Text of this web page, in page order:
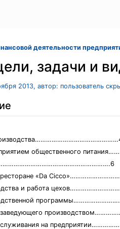
деятельности
задачи и
2013, автор: пользователь
общественного
ресторане «Da
и работа
заведующего
на